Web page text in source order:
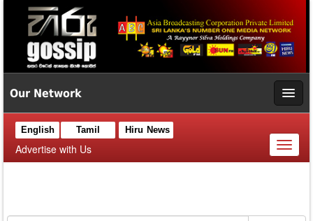
Our Network
English Tamil Hiru News
Advertise with Us
Toggle